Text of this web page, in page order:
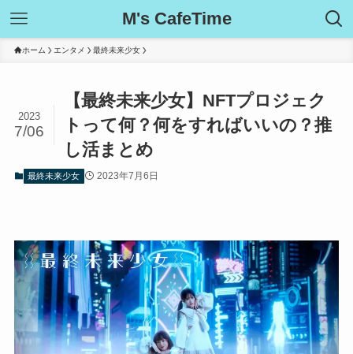
M's CafeTime
ホーム エンタメ 最終未来少女
【最終未来少女】NFTプロジェク
トって何？何をすればいいの？推
し活まとめ
2023
7/06
最終未来少女 2023年7月6日